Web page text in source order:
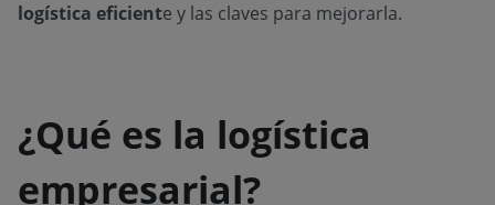
logística eficiente y las claves para mejorarla.
¿Qué es la logística
empresarial?